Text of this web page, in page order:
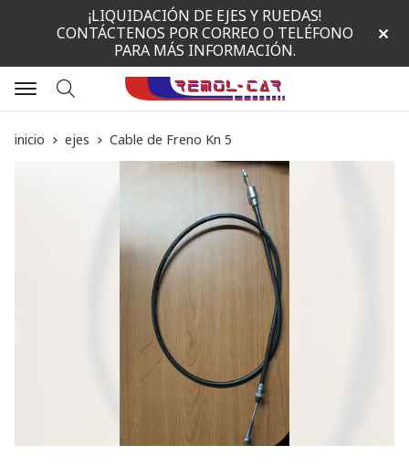
¡LIQUIDACIÓN DE EJES Y RUEDAS!
CONTÁCTENOS POR CORREO O TELÉFONO
PARA MÁS INFORMACIÓN.
Buscar
inicio ejes Cable de Freno Kn 5